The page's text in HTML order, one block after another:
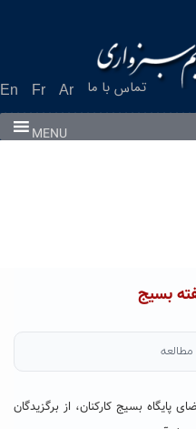
En Fr Ar تماس با ما
MENU
بسیج
پایگاه بسیج کارکنان، از برگزیدگان